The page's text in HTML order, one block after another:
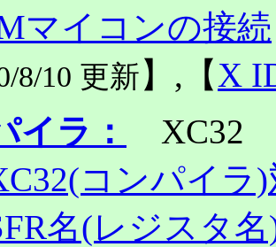
マイコンの接続
8/10 更新 】,【X
イラ：
XC32
コンパイラ
名(レジスタ